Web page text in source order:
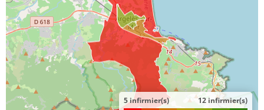
5 infirmier(s) 12 infirmier(s)